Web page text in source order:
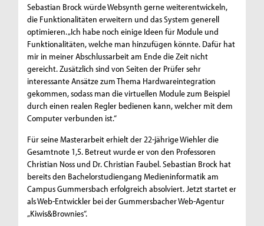
Sebastian Brock würde Websynth gerne weiterentwickeln,
die Funktionalitäten erweitern und das System generell
optimieren. „Ich habe noch einige Ideen für Module und
Funktionalitäten, welche man hinzufügen könnte. Dafür hat
mir in meiner Abschlussarbeit am Ende die Zeit nicht
gereicht. Zusätzlich sind von Seiten der Prüfer sehr
interessante Ansätze zum Thema Hardwareintegration
gekommen, sodass man die virtuellen Module zum Beispiel
durch einen realen Regler bedienen kann, welcher mit dem
Computer verbunden ist.“
Für seine Masterarbeit erhielt der 22-jährige Wiehler die
Gesamtnote 1,5. Betreut wurde er von den Professoren
Christian Noss und Dr. Christian Faubel. Sebastian Brock hat
bereits den Bachelorstudiengang Medieninformatik am
Campus Gummersbach erfolgreich absolviert. Jetzt startet er
als Web-Entwickler bei der Gummersbacher Web-Agentur
„Kiwis&Brownies“.